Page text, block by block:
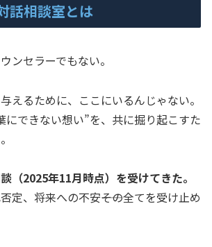
話相談室とは
ンセラーでもない。
えるために、ここにいるんじゃない。
にできない想い”を、共に掘り起こすた
（2025年11月時点）を受けてきた。
定、将来への不安――その全てを受け止め